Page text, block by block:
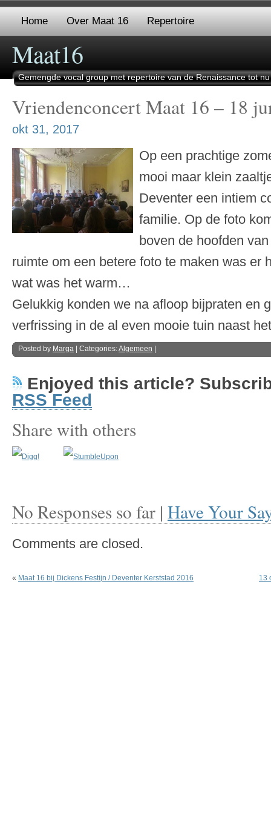
Home Over Maat 16 Repertoire
Maat16
Gemengde vocal group met repertoire van de Renaissance tot nu
Vriendenconcert Maat 16 – 18
okt 31, 2017
Op een prachtige
mooi maar klein
Deventer een intiem
familie. Op de foto
boven de hoofden
ruimte om een betere foto te maken was er
wat was het warm…
Gelukkig konden we na afloop bijpraten en
verfrissing in de al even mooie tuin naast
Posted by Marga | Categories:Algemeen
Enjoyed this article?
RSS Feed
Share with others
No Responses so far | Have Your
Comments are closed.
« Maat 16 bij Dickens Festijn / Deventer Kerststad 2016 13